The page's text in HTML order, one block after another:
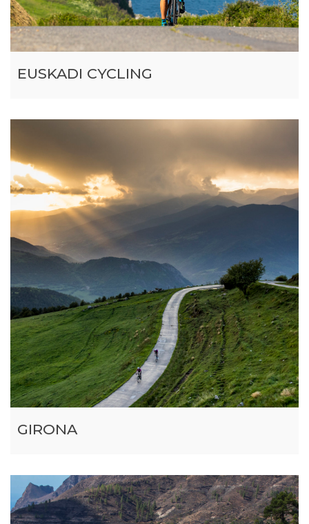
EUSKADI CYCLING
GIRONA